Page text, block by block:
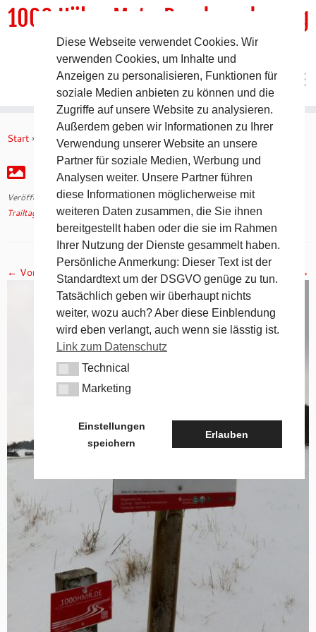
Inhalt
1000 HöhenMeterRundwanderweg
DER Rundwanderweg um Pommelsbrunn
Start » Trailtag Fidelio – Rückblick » IMG_0699 (2)
IMG_0699 (2)
Veröffentlicht am20. Januar 2017mit den Abmessungen3888 × 5184
Trailtag Fidelio – Rückblick.
← Vorheriges Nächstes →
Diese Webseite verwendet Cookies. Wir
verwenden Cookies, um Inhalte und
Anzeigen zu personalisieren, Funktionen für
soziale Medien anbieten zu können und die
Zugriffe auf unsere Website zu analysieren.
Außerdem geben wir Informationen zu Ihrer
Verwendung unserer Website an unsere
Partner für soziale Medien, Werbung und
Analysen weiter. Unsere Partner führen
diese Informationen möglicherweise mit
weiteren Daten zusammen, die Sie ihnen
bereitgestellt haben oder die sie im Rahmen
Ihrer Nutzung der Dienste gesammelt haben.
Persönliche Anmerkung: Dieser Text ist der
Standardtext um der DSGVO genüge zu tun.
Tatsächlich geben wir überhaupt nichts
weiter, wozu auch? Aber diese Einblendung
wird eben verlangt, auch wenn sie lässtig ist.
Link zum Datenschutz
TechnicalTechnical
MarketingMarketing
Einstellungen
speichern
Erlauben